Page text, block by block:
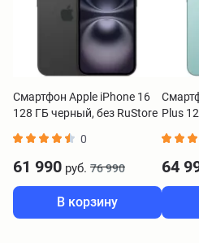
Смартфон Apple iPhone 16
128 ГБ черный, без RuStore
0
61 990 руб. 76 990
В корзину
Plus
64